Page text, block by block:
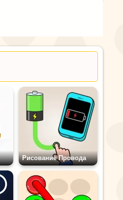
Рисование Провода